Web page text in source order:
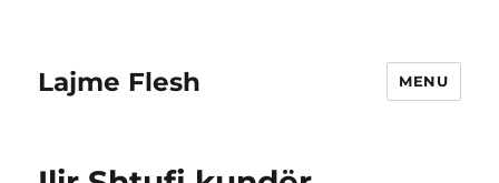
Lajme Flesh MENU